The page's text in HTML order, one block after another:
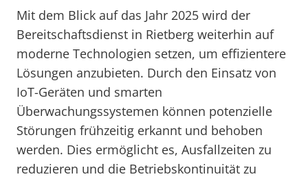
Mit dem Blick auf das Jahr 2025 wird der
Bereitschaftsdienst in Rietberg weiterhin auf
moderne Technologien setzen, um effizientere
Lösungen anzubieten. Durch den Einsatz von
IoT-Geräten und smarten
Überwachungssystemen können potenzielle
Störungen frühzeitig erkannt und behoben
werden. Dies ermöglicht es, Ausfallzeiten zu
reduzieren und die Betriebskontinuität zu